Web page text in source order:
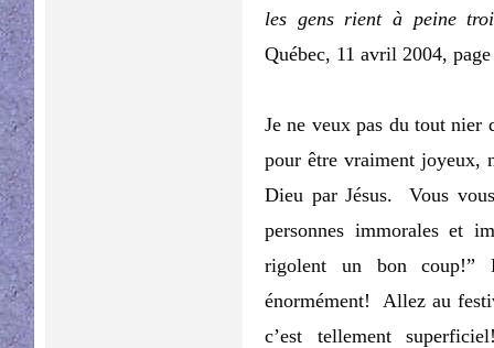
les gens rient à peine
Québec, 11 avril 2004,
Je ne veux pas du tout
pour être vraiment joyeux,
Dieu par Jésus. Vous
personnes immorales et
rigolent un bon
énormément! Allez au
c’est tellement